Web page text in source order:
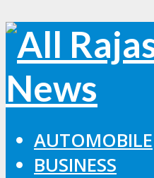
AUTOMOBILE
BUSINESS